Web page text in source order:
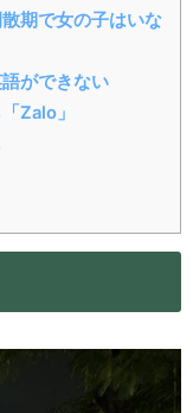
期で女の子はいな
ができない
Zalo」